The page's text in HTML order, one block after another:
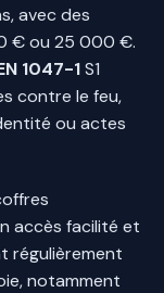
avec des
€ ou 25 000 €.
1047-1S1
contre le feu,
ou actes
accès facilité et
régulièrement
notamment